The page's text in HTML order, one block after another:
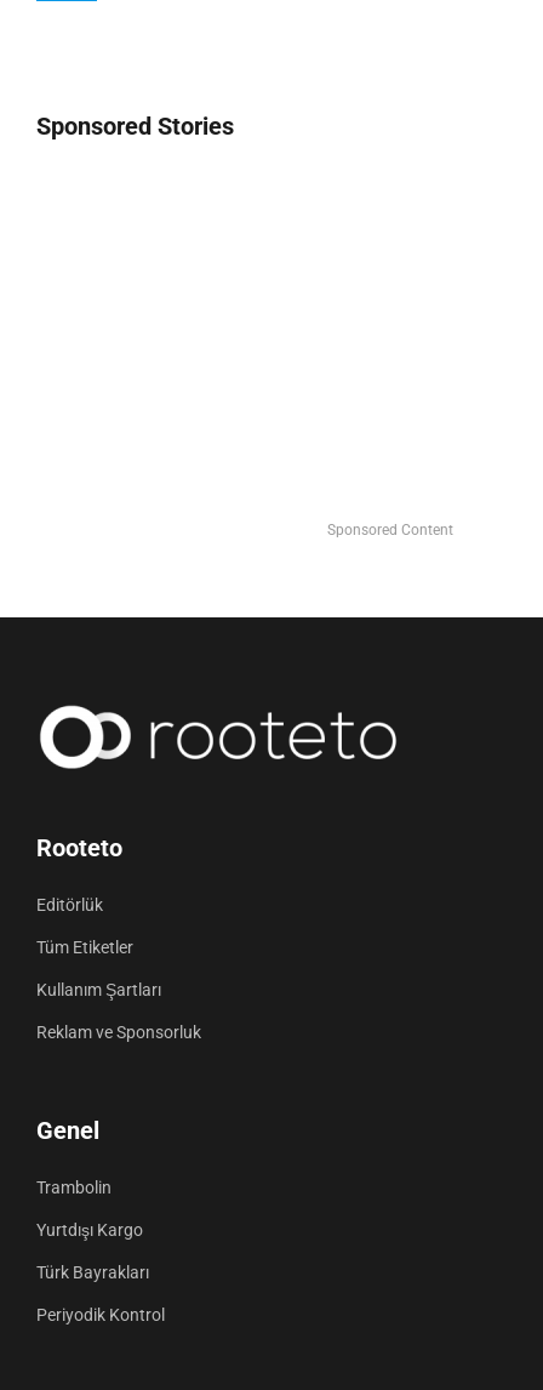
Sponsored Stories
Sponsored Content
Rooteto
Editörlük
Tüm Etiketler
Kullanım Şartları
Reklam ve Sponsorluk
Genel
Trambolin
Yurtdışı Kargo
Türk Bayrakları
Periyodik Kontrol